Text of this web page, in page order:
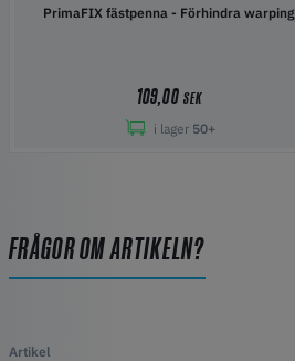
PrimaFIX fästpenna - Förhindra warping
109,00SEK
i lager 50+
FRÅGOR OM ARTIKELN?
Artikel